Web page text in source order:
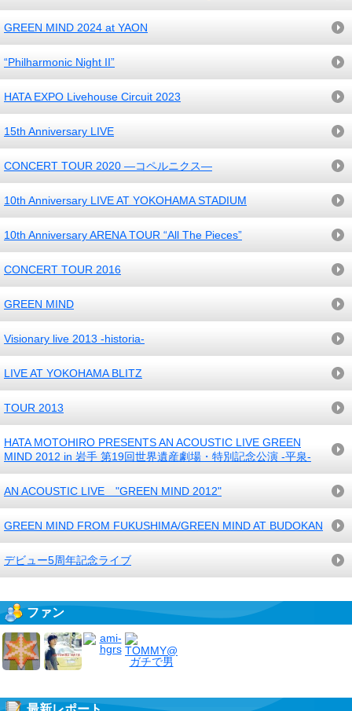
GREEN MIND 2024 at YAON
“Philharmonic Night II”
HATA EXPO Livehouse Circuit 2023
15th Anniversary LIVE
CONCERT TOUR 2020 ―コペルニクス―
10th Anniversary LIVE AT YOKOHAMA STADIUM
10th Anniversary ARENA TOUR “All The Pieces”
CONCERT TOUR 2016
GREEN MIND
Visionary live 2013 -historia-
LIVE AT YOKOHAMA BLITZ
TOUR 2013
HATA MOTOHIRO PRESENTS AN ACOUSTIC LIVE GREEN
MIND 2012 in 岩手 第19回世界遺産劇場・特別記念公演 -平泉-
AN ACOUSTIC LIVE "GREEN MIND 2012"
GREEN MIND FROM FUKUSHIMA/GREEN MIND AT BUDOKAN
デビュー5周年記念ライブ
ファン